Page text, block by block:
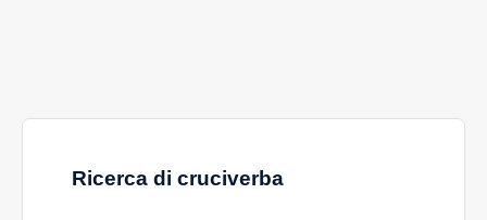
Ricerca di cruciverba